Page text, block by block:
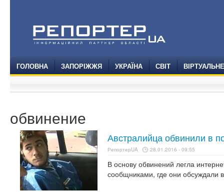
ГОЛОВНА ЗАПОРІЖЖЯ УКРАЇНА СВІТ
обвинение
Австралийца обвинили в
РепортерUA 28.01.2016 - 09:55
В основу обвинений легла
сообщниками, где они обсуждали